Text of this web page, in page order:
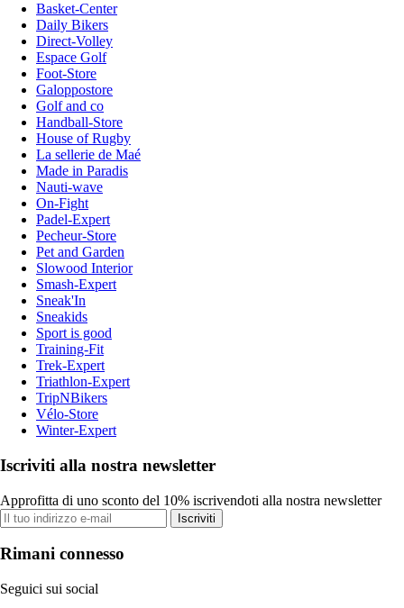
Basket-Center
Daily Bikers
Direct-Volley
Espace Golf
Foot-Store
Galoppostore
Golf and co
Handball-Store
House of Rugby
La sellerie de Maé
Made in Paradis
Nauti-wave
On-Fight
Padel-Expert
Pecheur-Store
Pet and Garden
Slowood Interior
Smash-Expert
Sneak'In
Sneakids
Sport is good
Training-Fit
Trek-Expert
Triathlon-Expert
TripNBikers
Vélo-Store
Winter-Expert
Iscriviti alla nostra newsletter
Approfitta di uno sconto del 10% iscrivendoti alla nostra newsletter
Iscriviti
Rimani connesso
Seguici sui social